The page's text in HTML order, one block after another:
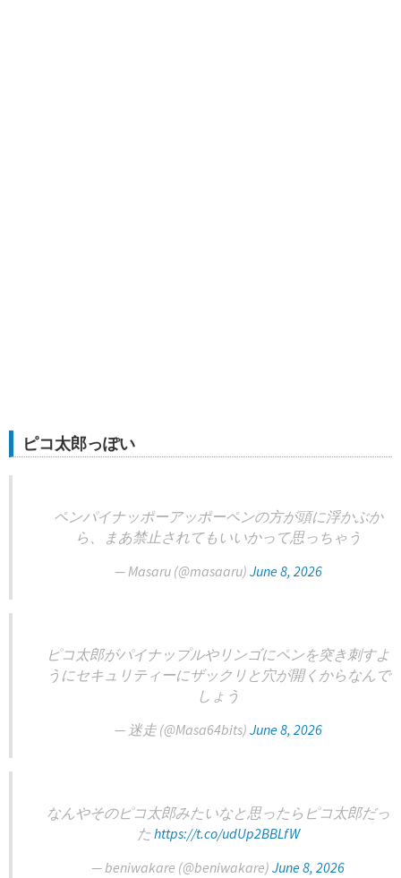
ピコ太郎っぽい
ペンパイナッポーアッポーペンの方が頭に浮かぶか
ら、まあ禁止されてもいいかって思っちゃう
— Masaru (@masaaru) June 8, 2026
ピコ太郎がパイナップルやリンゴにペンを突き刺すよ
うにセキュリティーにザックリと穴が開くからなんで
しょう
— 迷走 (@Masa64bits) June 8, 2026
なんやそのピコ太郎みたいなと思ったらピコ太郎だっ
たhttps://t.co/udUp2BBLfW
— beniwakare (@beniwakare) June 8, 2026